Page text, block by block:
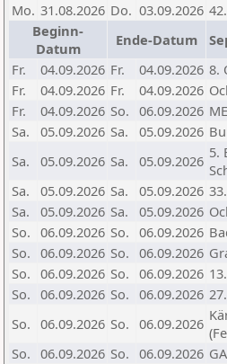
Mo. 31.08.2026 Do. 03.09.2026
Beginn-
Datum
Ende-Datum
Fr.
04.09.2026 Fr. 04.09.2026 8.
Fr.
04.09.2026 Fr. 04.09.2026
Fr.
04.09.2026 So. 06.09.2026
Sa.
05.09.2026 Sa. 05.09.2026
Sa.
05.09.2026 Sa. 05.09.2026 5.
Sa.
05.09.2026 Sa. 05.09.2026
Sa.
05.09.2026 Sa. 05.09.2026
So. 06.09.2026 So. 06.09.2026
So. 06.09.2026 So. 06.09.2026
So. 06.09.2026 So. 06.09.2026
So. 06.09.2026 So. 06.09.2026
So. 06.09.2026 So. 06.09.2026
So. 06.09.2026 So. 06.09.2026